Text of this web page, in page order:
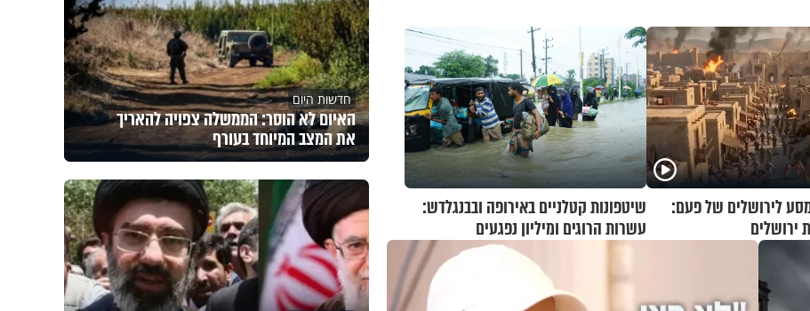
לירושלים של פעם:
ירושלים
שיטפונות קטלניים באירופה ובבנגלדש:
עשרות הרוגים ומיליון נפגעים
חדשות היום
האיום לא הוסר: הממשלה צפויה להאריך
את המצב המיוחד בעורף